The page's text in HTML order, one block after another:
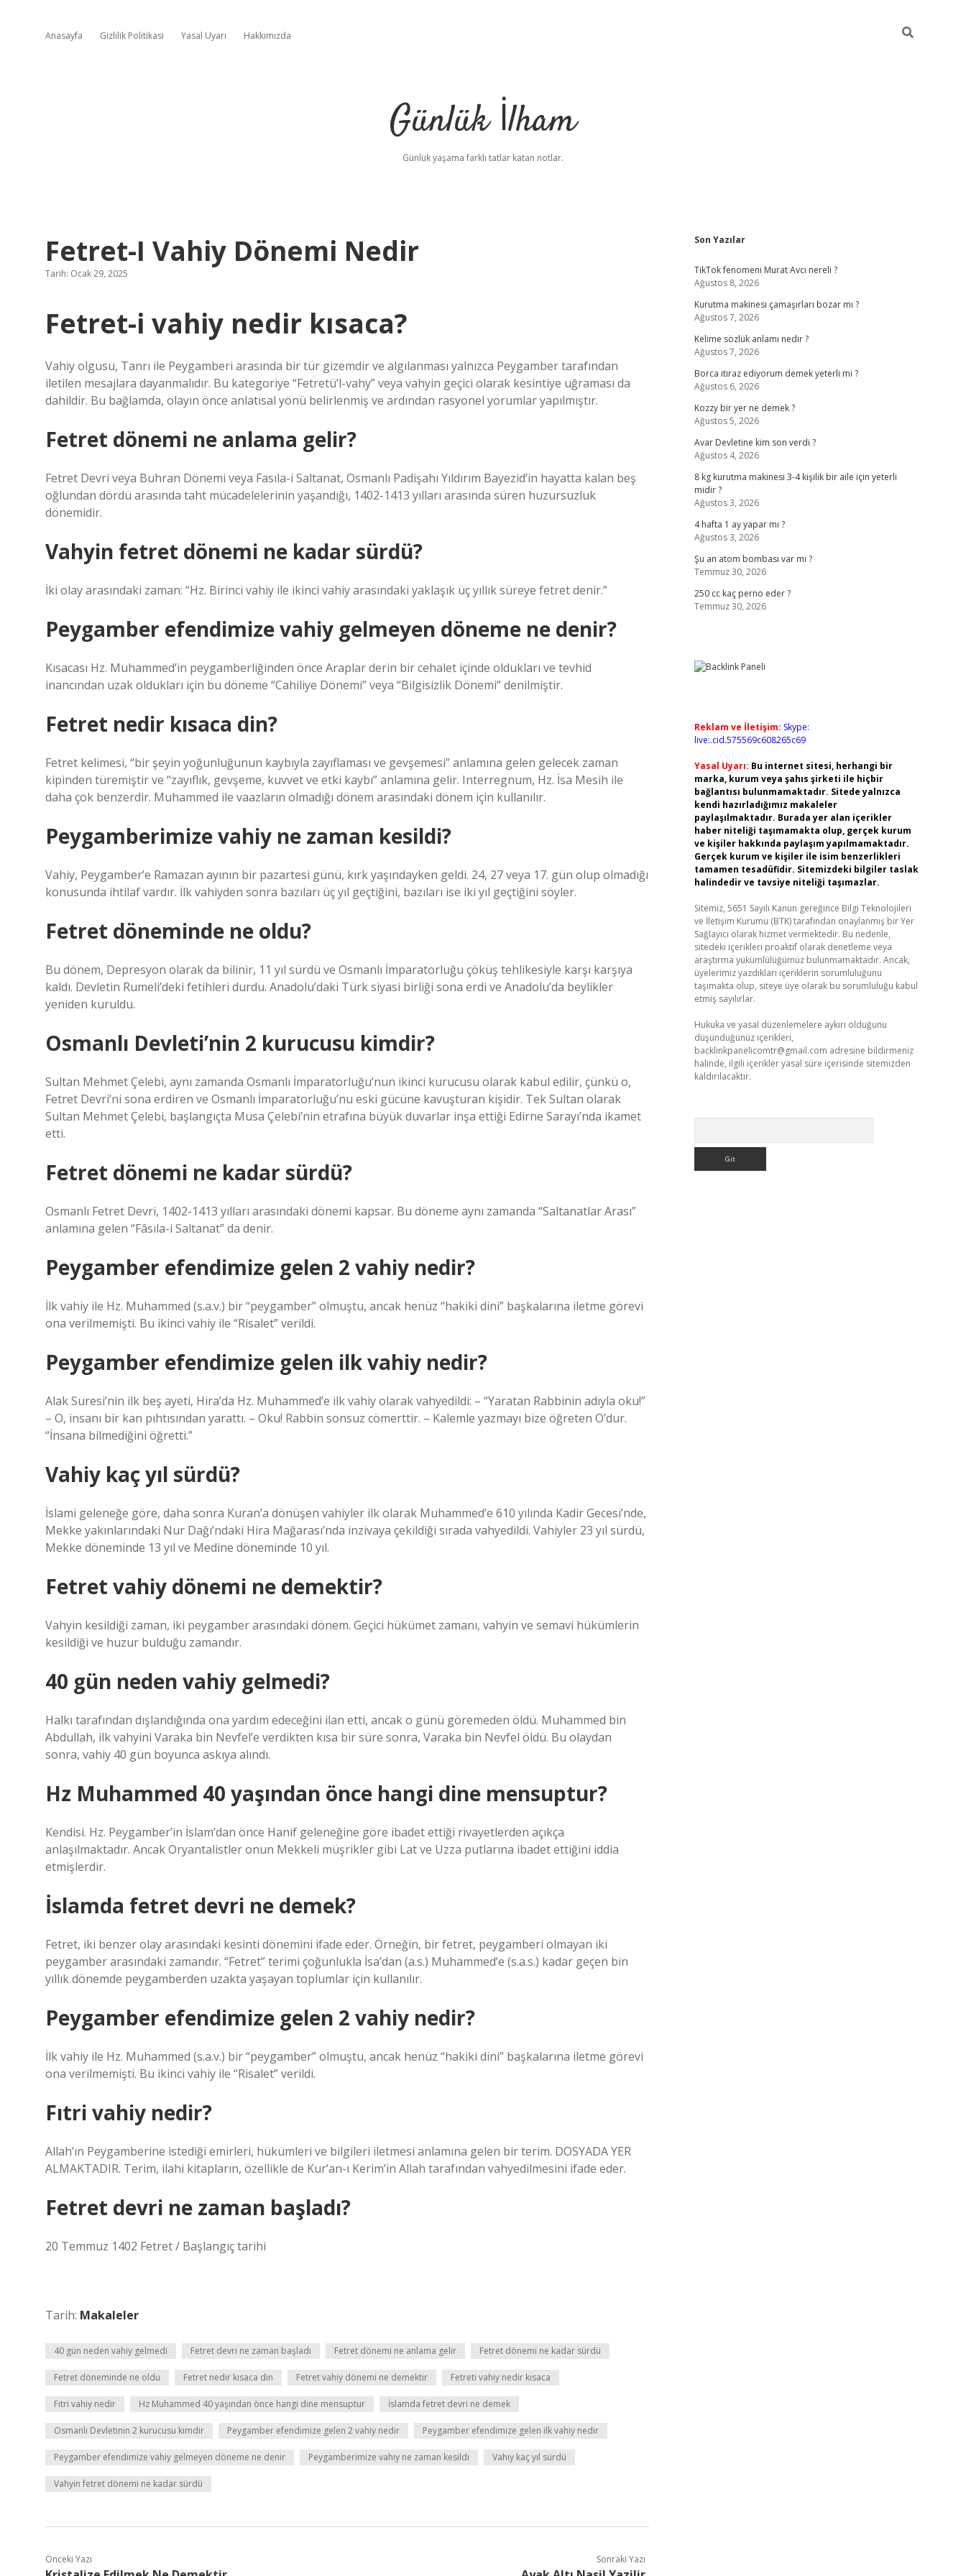
Anasayfa Gizlilik Politikası Yasal Uyarı Hakkımızda
Günlük İlham
Günlük yaşama farklı tatlar katan notlar.
Fetret-I Vahiy Dönemi Nedir
Tarih: Ocak 29, 2025
Fetret-i vahiy nedir kısaca?
Vahiy olgusu, Tanrı ile Peygamberi arasında bir tür gizemdir ve algılanması yalnızca Peygamber tarafından
iletilen mesajlara dayanmalıdır. Bu kategoriye “Fetretü’l-vahy” veya vahyin geçici olarak kesintiye uğraması da
dahildir. Bu bağlamda, olayın önce anlatısal yönü belirlenmiş ve ardından rasyonel yorumlar yapılmıştır.
Fetret dönemi ne anlama gelir?
Fetret Devri veya Buhran Dönemi veya Fasıla-i Saltanat, Osmanlı Padişahı Yıldırım Bayezid’in hayatta kalan beş
oğlundan dördü arasında taht mücadelelerinin yaşandığı, 1402-1413 yılları arasında süren huzursuzluk
dönemidir.
Vahyin fetret dönemi ne kadar sürdü?
İki olay arasındaki zaman: “Hz. Birinci vahiy ile ikinci vahiy arasındaki yaklaşık üç yıllık süreye fetret denir.”
Peygamber efendimize vahiy gelmeyen döneme ne denir?
Kısacası Hz. Muhammed’in peygamberliğinden önce Araplar derin bir cehalet içinde oldukları ve tevhid
inancından uzak oldukları için bu döneme “Cahiliye Dönemi” veya “Bilgisizlik Dönemi” denilmiştir.
Fetret nedir kısaca din?
Fetret kelimesi, “bir şeyin yoğunluğunun kaybıyla zayıflaması ve gevşemesi” anlamına gelen gelecek zaman
kipinden türemiştir ve “zayıflık, gevşeme, kuvvet ve etki kaybı” anlamına gelir. Interregnum, Hz. İsa Mesih ile
daha çok benzerdir. Muhammed ile vaazların olmadığı dönem arasındaki dönem için kullanılır.
Peygamberimize vahiy ne zaman kesildi?
Vahiy, Peygamber’e Ramazan ayının bir pazartesi günü, kırk yaşındayken geldi. 24, 27 veya 17. gün olup olmadığı
konusunda ihtilaf vardır. İlk vahiyden sonra bazıları üç yıl geçtiğini, bazıları ise iki yıl geçtiğini söyler.
Fetret döneminde ne oldu?
Bu dönem, Depresyon olarak da bilinir, 11 yıl sürdü ve Osmanlı İmparatorluğu çöküş tehlikesiyle karşı karşıya
kaldı. Devletin Rumeli’deki fetihleri ​​durdu. Anadolu’daki Türk siyasi birliği sona erdi ve Anadolu’da beylikler
yeniden kuruldu.
Osmanlı Devleti’nin 2 kurucusu kimdir?
Sultan Mehmet Çelebi, aynı zamanda Osmanlı İmparatorluğu’nun ikinci kurucusu olarak kabul edilir, çünkü o,
Fetret Devri’ni sona erdiren ve Osmanlı İmparatorluğu’nu eski gücüne kavuşturan kişidir. Tek Sultan olarak
Sultan Mehmet Çelebi, başlangıçta Musa Çelebi’nin etrafına büyük duvarlar inşa ettiği Edirne Sarayı’nda ikamet
etti.
Fetret dönemi ne kadar sürdü?
Osmanlı Fetret Devri, 1402-1413 yılları arasındaki dönemi kapsar. Bu döneme aynı zamanda “Saltanatlar Arası”
anlamına gelen “Fâsıla-i Saltanat” da denir.
Peygamber efendimize gelen 2 vahiy nedir?
İlk vahiy ile Hz. Muhammed (s.a.v.) bir “peygamber” olmuştu, ancak henüz “hakiki dini” başkalarına iletme görevi
ona verilmemişti. Bu ikinci vahiy ile “Risalet” verildi.
Peygamber efendimize gelen ilk vahiy nedir?
Alak Suresi’nin ilk beş ayeti, Hira’da Hz. Muhammed’e ilk vahiy olarak vahyedildi: – “Yaratan Rabbinin adıyla oku!”
– O, insanı bir kan pıhtısından yarattı. – Oku! Rabbin sonsuz cömerttir. – Kalemle yazmayı bize öğreten O’dur.
“İnsana bilmediğini öğretti.”
Vahiy kaç yıl sürdü?
İslami geleneğe göre, daha sonra Kuran’a dönüşen vahiyler ilk olarak Muhammed’e 610 yılında Kadir Gecesi’nde,
Mekke yakınlarındaki Nur Dağı’ndaki Hira Mağarası’nda inzivaya çekildiği sırada vahyedildi. Vahiyler 23 yıl sürdü,
Mekke döneminde 13 yıl ve Medine döneminde 10 yıl.
Fetret vahiy dönemi ne demektir?
Vahyin kesildiği zaman, iki peygamber arasındaki dönem. Geçici hükümet zamanı, vahyin ve semavi hükümlerin
kesildiği ve huzur bulduğu zamandır.
40 gün neden vahiy gelmedi?
Halkı tarafından dışlandığında ona yardım edeceğini ilan etti, ancak o günü göremeden öldü. Muhammed bin
Abdullah, ilk vahyini Varaka bin Nevfel’e verdikten kısa bir süre sonra, Varaka bin Nevfel öldü. Bu olaydan
sonra, vahiy 40 gün boyunca askıya alındı.
Hz Muhammed 40 yaşından önce hangi dine mensuptur?
Kendisi. Hz. Peygamber’in İslam’dan önce Hanif geleneğine göre ibadet ettiği rivayetlerden açıkça
anlaşılmaktadır. Ancak Oryantalistler onun Mekkeli müşrikler gibi Lat ve Uzza putlarına ibadet ettiğini iddia
etmişlerdir.
İslamda fetret devri ne demek?
Fetret, iki benzer olay arasındaki kesinti dönemini ifade eder. Örneğin, bir fetret, peygamberi olmayan iki
peygamber arasındaki zamandır. “Fetret” terimi çoğunlukla İsa’dan (a.s.) Muhammed’e (s.a.s.) kadar geçen bin
yıllık dönemde peygamberden uzakta yaşayan toplumlar için kullanılır.
Peygamber efendimize gelen 2 vahiy nedir?
İlk vahiy ile Hz. Muhammed (s.a.v.) bir “peygamber” olmuştu, ancak henüz “hakiki dini” başkalarına iletme görevi
ona verilmemişti. Bu ikinci vahiy ile “Risalet” verildi.
Fıtri vahiy nedir?
Allah’ın Peygamberine istediği emirleri, hükümleri ve bilgileri iletmesi anlamına gelen bir terim. DOSYADA YER
ALMAKTADIR. Terim, ilahi kitapların, özellikle de Kur’an-ı Kerim’in Allah tarafından vahyedilmesini ifade eder.
Fetret devri ne zaman başladı?
20 Temmuz 1402 Fetret / Başlangıç ​​tarihi
Tarih: Makaleler
40 gün neden vahiy gelmedi Fetret devri ne zaman başladı Fetret dönemi ne anlama gelir Fetret dönemi ne kadar sürdü
Fetret döneminde ne oldu Fetret nedir kısaca din Fetret vahiy dönemi ne demektir Fetreti vahiy nedir kısaca
Fıtri vahiy nedir Hz Muhammed 40 yaşından önce hangi dine mensuptur İslamda fetret devri ne demek
Osmanlı Devletinin 2 kurucusu kimdir Peygamber efendimize gelen 2 vahiy nedir Peygamber efendimize gelen ilk vahiy nedir
Peygamber efendimize vahiy gelmeyen döneme ne denir Peygamberimize vahiy ne zaman kesildi Vahiy kaç yıl sürdü
Vahyin fetret dönemi ne kadar sürdü
Önceki Yazı Sonraki Yazı
Sidebar
Son Yazılar
TikTok fenomeni Murat Avcı nereli ?
Ağustos 8, 2026
Kurutma makinesi çamaşırları bozar mı ?
Ağustos 7, 2026
Kelime sözlük anlamı nedir ?
Ağustos 7, 2026
Borca itiraz ediyorum demek yeterli mi ?
Ağustos 6, 2026
Kozzy bir yer ne demek ?
Ağustos 5, 2026
Avar Devletine kim son verdi ?
Ağustos 4, 2026
8 kg kurutma makinesi 3-4 kişilik bir aile için yeterli
midir ?
Ağustos 3, 2026
4 hafta 1 ay yapar mı ?
Ağustos 3, 2026
Şu an atom bombası var mı ?
Temmuz 30, 2026
250 cc kaç perno eder ?
Temmuz 30, 2026
Reklam ve İletişim: Skype:
live:.cid.575569c608265c69
Yasal Uyarı: Bu internet sitesi, herhangi bir
marka, kurum veya şahıs şirketi ile hiçbir
bağlantısı bulunmamaktadır. Sitede yalnızca
kendi hazırladığımız makaleler
paylaşılmaktadır. Burada yer alan içerikler
haber niteliği taşımamakta olup, gerçek kurum
ve kişiler hakkında paylaşım yapılmamaktadır.
Gerçek kurum ve kişiler ile isim benzerlikleri
tamamen tesadüfidir. Sitemizdeki bilgiler taslak
halindedir ve tavsiye niteliği taşımazlar.
Sitemiz, 5651 Sayılı Kanun gereğince Bilgi Teknolojileri
ve İletişim Kurumu (BTK) tarafından onaylanmış bir Yer
Sağlayıcı olarak hizmet vermektedir. Bu nedenle,
sitedeki içerikleri proaktif olarak denetleme veya
araştırma yükümlülüğümüz bulunmamaktadır. Ancak,
üyelerimiz yazdıkları içeriklerin sorumluluğunu
taşımakta olup, siteye üye olarak bu sorumluluğu kabul
etmiş sayılırlar.
Hukuka ve yasal düzenlemelere aykırı olduğunu
düşündüğünüz içerikleri,
backlinkpanelicomtr@gmail.com adresine bildirmeniz
halinde, ilgili içerikler yasal süre içerisinde sitemizden
kaldırılacaktır.